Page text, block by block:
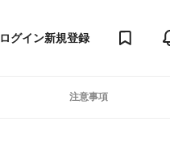
ログイン新規登録
注意事項